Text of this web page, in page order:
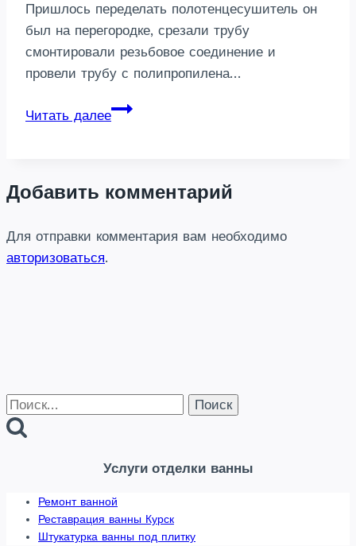
Пришлось переделать полотенцесушитель он
был на перегородке, срезали трубу
смонтировали резьбовое соединение и
провели трубу с полипропилена…
Читать далееРемонт
ключ
Курске-
Добавить комментарий
Для отправки комментария вам необходимо
авторизоваться.
Найти:
Услуги отделки ванны
Ремонт ванной
Реставрация ванны Курск
Штукатурка ванны под плитку